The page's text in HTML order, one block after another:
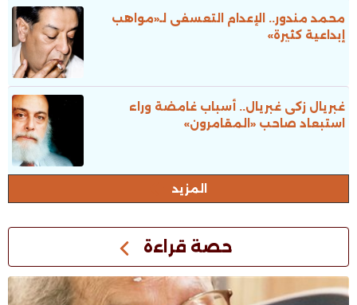
محمد مندور.. الإعدام التعسفى لـ«مواهب
إبداعية كثيرة»
غبريال زكى غبريال.. أسباب غامضة وراء
استبعاد صاحب «المقامرون»
المزيد
حصة قراءة